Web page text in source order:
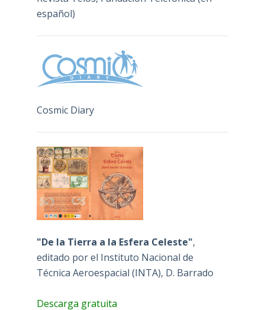
español)
Cosmic Diary
"De la Tierra a la Esfera Celeste",
editado por el Instituto Nacional de
Técnica Aeroespacial (INTA), D. Barrado
Descarga gratuita